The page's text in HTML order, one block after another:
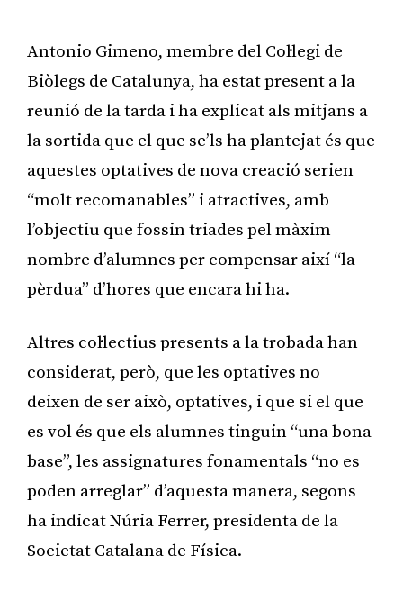
Antonio Gimeno, membre del Col·legi de
Biòlegs de Catalunya, ha estat present a la
reunió de la tarda i ha explicat als mitjans a
la sortida que el que se’ls ha plantejat és que
aquestes optatives de nova creació serien
“molt recomanables” i atractives, amb
l’objectiu que fossin triades pel màxim
nombre d’alumnes per compensar així “la
pèrdua” d’hores que encara hi ha.
Altres col·lectius presents a la trobada han
considerat, però, que les optatives no
deixen de ser això, optatives, i que si el que
es vol és que els alumnes tinguin “una bona
base”, les assignatures fonamentals “no es
poden arreglar” d’aquesta manera, segons
ha indicat Núria Ferrer, presidenta de la
Societat Catalana de Física.